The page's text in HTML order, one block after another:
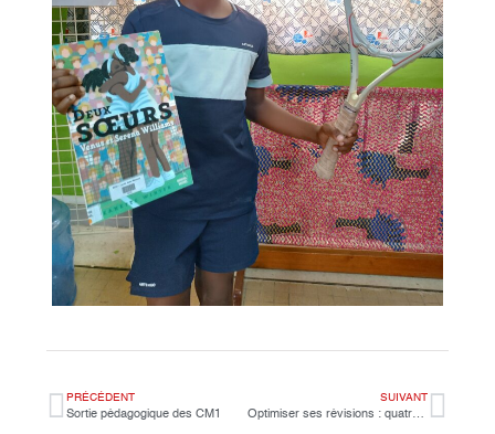
PRÉCÉDENT
Sortie pédagogique des CM1
SUIVANT
Optimiser ses révisions : quatre conseils issus de la recherche en psychologie